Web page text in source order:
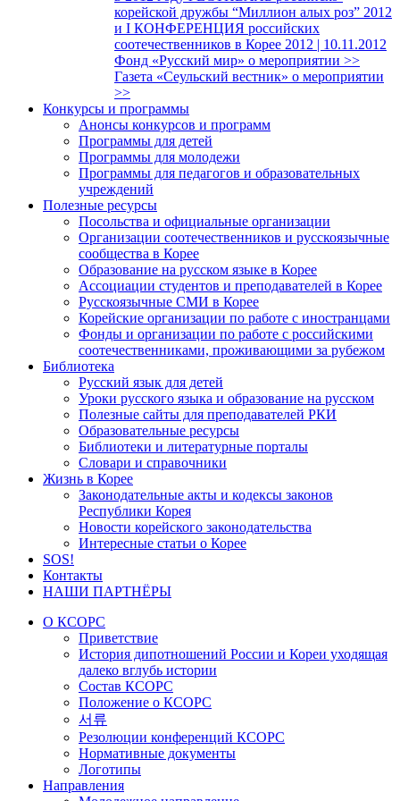
корейской дружбы “Миллион алых роз” 2012
и I КОНФЕРЕНЦИЯ российских
соотечественников в Корее 2012 | 10.11.2012
Фонд «Русский мир» о мероприятии >>
Газета «Сеульский вестник» о мероприятии
>>
Конкурсы и программы
Анонсы конкурсов и программ
Программы для детей
Программы для молодежи
Программы для педагогов и образовательных
учреждений
Полезные ресурсы
Посольства и официальные организации
Организации соотечественников и русскоязычные
сообщества в Корее
Образование на русском языке в Корее
Ассоциации студентов и преподавателей в Корее
Русскоязычные СМИ в Корее
Корейские организации по работе с иностранцами
Фонды и организации по работе с российскими
соотечественниками, проживающими за рубежом
Библиотека
Русский язык для детей
Уроки русского языка и образование на русском
Полезные сайты для преподавателей РКИ
Образовательные ресурсы
Библиотеки и литературные порталы
Словари и справочники
Жизнь в Корее
Законодательные акты и кодексы законов
Республики Корея
Новости корейского законодательства
Интересные статьи о Корее
SOS!
Контакты
НАШИ ПАРТНЁРЫ
О КСОРС
Приветствие
История дипотношений России и Кореи уходящая
далеко вглубь истории
Состав КСОРС
Положение о КСОРС
서류
Резолюции конференций КСОРС
Нормативные документы
Логотипы
Направления